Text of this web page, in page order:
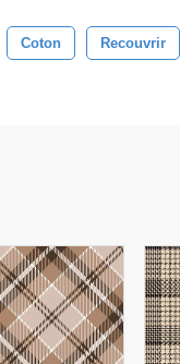
Coton Recouvrir